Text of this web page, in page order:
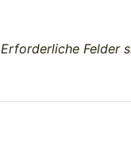
Erforderliche Felder